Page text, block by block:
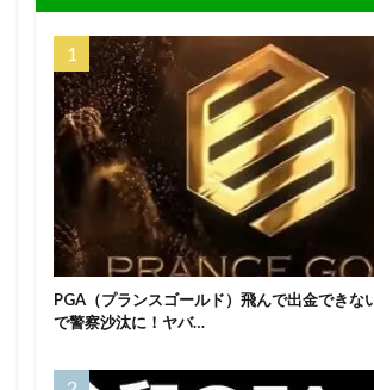
PGA（プランスゴールド）飛んで出金できな
で警察沙汰に！ヤバ…